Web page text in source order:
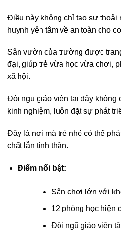
Điều này không chỉ tạo sự thoải
huynh yên tâm về an toàn cho
Sân vườn của trường được
đại, giúp trẻ vừa học vừa chơi,
xã hội.
Đội ngũ giáo viên tại đây không
kinh nghiệm, luôn đặt sự phát
Đây là nơi mà trẻ nhỏ có thể
chất lẫn tinh thần.
Điểm nổi bật:
Sân chơi lớn với
12 phòng học hiện
Đội ngũ giáo viên